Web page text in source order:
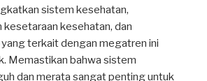
sistem kesehatan,
kesehatan, dan
terkait dengan megatren ini
Memastikan bahwa sistem
dan merata sangat penting untuk